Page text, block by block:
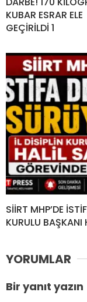
KUBAR ESRAR ELE
GEÇİRİLDİ 1
SİİRT MHP’DE
KURULU BAŞKANI
YORUMLAR
Bir yanıt yazın